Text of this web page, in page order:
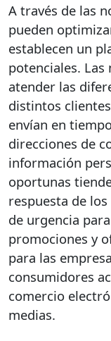
A través de las
pueden
establecen un
potenciales.
atender las
distintos
envían en
direcciones de
información
oportunas
respuesta de
de urgencia
promociones y
para las
consumidores
comercio
medias.